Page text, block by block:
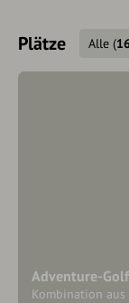
Plätze Alle (
Adventure-
Kombination